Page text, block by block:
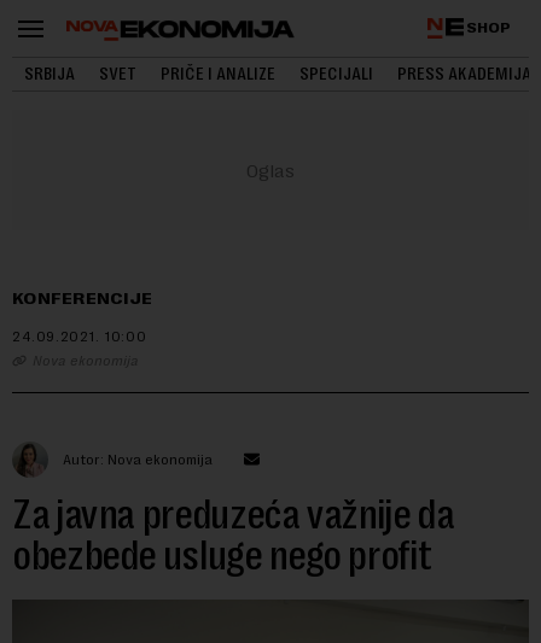
SHOP
SRBIJA SVET PRIČE I ANALIZE SPECIJALI PRESS AKADEMIJA
KONFERENCIJE
24.09.2021. 10:00
Nova ekonomija
Autor: Nova ekonomija
Za javna preduzeća važnije da
obezbede usluge nego profit